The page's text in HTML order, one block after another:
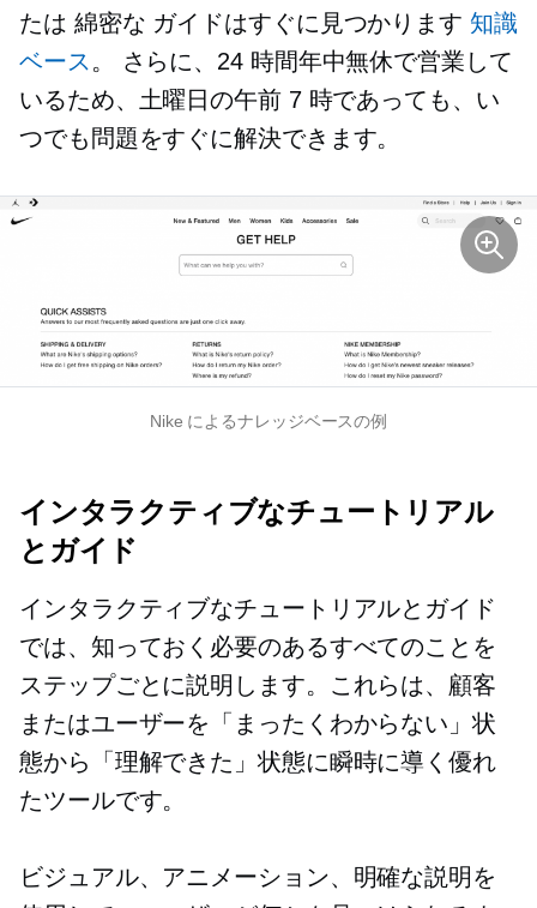
たは 綿密な ガイドはすぐに見つかります 知識
ベース 。 さらに、24 時間年中無休で営業して
いるため、土曜日の午前 7 時であっても、い
つでも問題をすぐに解決できます。
Nike によるナレッジベースの例
インタラクティブなチュートリアル
とガイド
インタラクティブなチュートリアルとガイド
では、知っておく必要のあるすべてのことを
ステップごとに説明します。これらは、顧客
またはユーザーを「まったくわからない」状
態から「理解できた」状態に瞬時に導く優れ
たツールです。
ビジュアル、アニメーション、明確な説明を